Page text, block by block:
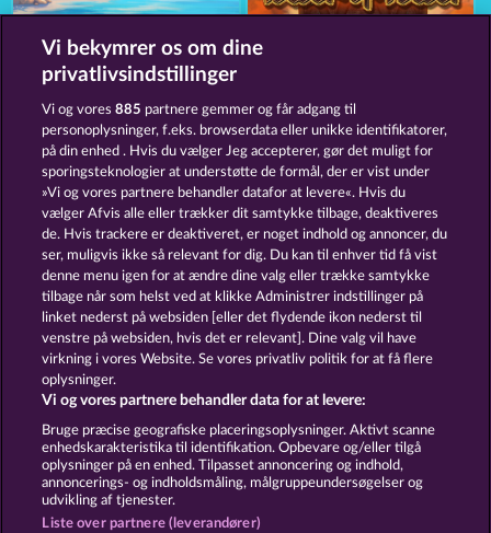
Total Eclipse Fruit Love
Vilkår og betingelser Datasikkerhed
Kontakt Virksomhed FAQ Facebook
Indsend anmodning om tilbagetrækning
Vi bekymrer os om dine
privatlivsindstillinger
Vi og vores885 partnere gemmer og får adgang til
personoplysninger, f.eks. browserdata eller unikke identifikatorer,
på din enhed . Hvis du vælger Jeg accepterer, gør det muligt for
sporingsteknologier at understøtte de formål, der er vist under
»Vi og vores partnere behandler datafor at levere«. Hvis du
vælger Afvis alle eller trækker dit samtykke tilbage, deaktiveres
de. Hvis trackere er deaktiveret, er noget indhold og annoncer, du
ser, muligvis ikke så relevant for dig. Du kan til enhver tid få vist
denne menu igen for at ændre dine valg eller trække samtykke
tilbage når som helst ved at klikke Administrer indstillinger på
linket nederst på websiden [eller det flydende ikon nederst til
venstre på websiden, hvis det er relevant]. Dine valg vil have
virkning i vores Website. Se vores privatliv politik for at få flere
oplysninger.
Vi og vores partnere behandler data for at levere:
Bruge præcise geografiske placeringsoplysninger. Aktivt scanne
enhedskarakteristika til identifikation. Opbevare og/eller tilgå
oplysninger på en enhed. Tilpasset annoncering og indhold,
annoncerings- og indholdsmåling, målgruppeundersøgelser og
udvikling af tjenester.
Liste over partnere (leverandører)